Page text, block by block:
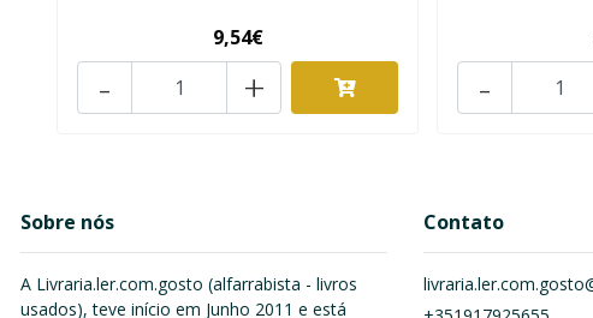
9,54€
+
- -
Sobre nós
A Livraria.ler.com.gosto (alfarrabista - livros
usados), teve início em Junho 2011 e está
Contato